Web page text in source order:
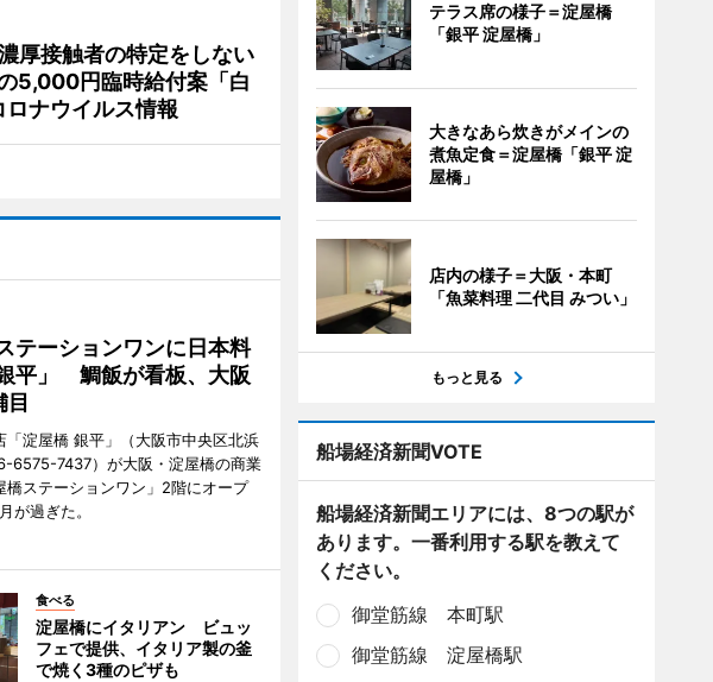
接触者の特定をしない
5,000円臨時給付案「白
ナウイルス情報
テーションワンに日本料
平」 鯛飯が看板、大阪
「淀屋橋 銀平」（大阪市中央区北浜
6575-7437）が大阪・淀屋橋の商業
橋ステーションワン」2階にオープ
が過ぎた。
食べる
淀屋橋にイタリアン ビュッ
フェで提供、イタリア製の釜
で焼く3種のピザも
テラス席の様子＝淀屋橋
「銀平 淀屋橋」
大きなあら炊きがメインの
煮魚定食＝淀屋橋「銀平 淀
屋橋」
店内の様子＝大阪・本町
「魚菜料理 二代目 みつい」
もっと見る
船場経済新聞VOTE
船場経済新聞エリアには、8つの駅が
あります。一番利用する駅を教えて
ください。
御堂筋線 本町駅
御堂筋線 淀屋橋駅